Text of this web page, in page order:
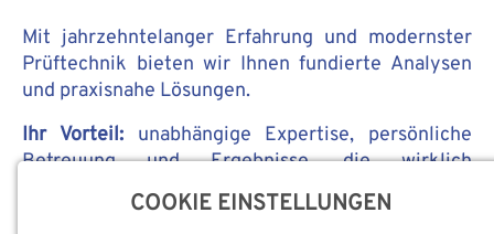
Mit jahrzehntelanger Erfahrung und modernster
Prüftechnik bieten wir Ihnen fundierte Analysen
und praxisnahe Lösungen.
Ihr Vorteil: unabhängige Expertise, persönliche
Betreuung und Ergebnisse, die wirklich
weiterhelfen.
COOKIE EINSTELLUNGEN